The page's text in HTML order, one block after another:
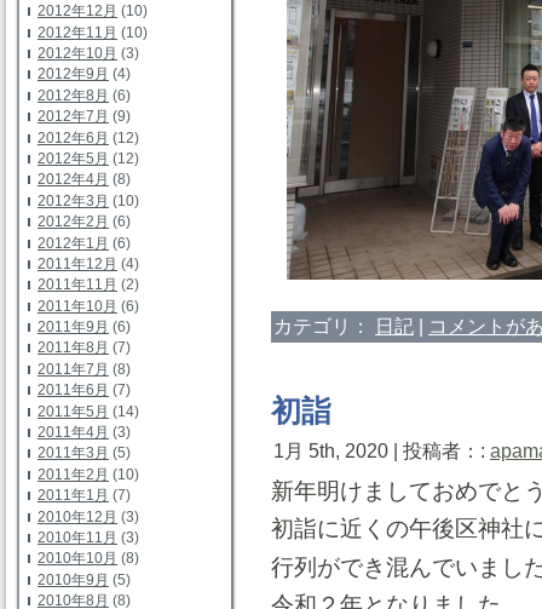
2012年12月 (10)
2012年11月 (10)
2012年10月 (3)
2012年9月 (4)
2012年8月 (6)
2012年7月 (9)
2012年6月 (12)
2012年5月 (12)
2012年4月 (8)
2012年3月 (10)
2012年2月 (6)
2012年1月 (6)
2011年12月 (4)
2011年11月 (2)
2011年10月 (6)
2011年9月 (6)
2011年8月 (7)
2011年7月 (8)
2011年6月 (7)
2011年5月 (14)
2011年4月 (3)
2011年3月 (5)
2011年2月 (10)
2011年1月 (7)
2010年12月 (3)
2010年11月 (3)
2010年10月 (8)
2010年9月 (5)
2010年8月 (8)
カテゴリ： 日記 | コメントが
初詣
1月 5th, 2020 | 投稿者：:
新年明けましておめでと
初詣に近くの午後区神社
行列ができ混んでいまし